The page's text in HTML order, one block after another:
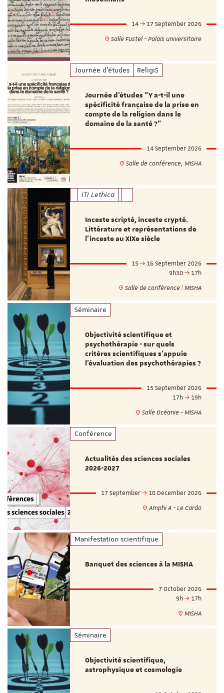
14
17 September 2026
Salle Fustel - Palais universitaire
Journée d'études ReligiS
Journée d’études "Y a-t-il une
spécificité française de la prise en
compte de la religion dans le
domaine de la santé ?"
14 September 2026
Salle de conférence, MISHA
ITI Lethica
Inceste scripté, inceste crypté.
Littérature et représentations de
l’inceste au XIXe siècle
15
16 September 2026
9h30
17h
Salle de conférence | MISHA
Séminaire
Objectivité scientifique et
psychothérapie - sur quels
critères scientifiques s'appuie
l'évaluation des psychothérapies ?
15 September 2026
17h
19h
Salle Océanie - MISHA
Conférence
Actualités des sciences sociales
2026-2027
17 September
10 December 2026
Amphi A - Le Cardo
Manifestation scientifique
Banquet des sciences à la MISHA
7 October 2026
9h
17h
MISHA
Séminaire
Objectivité scientifique,
astrophysique et cosmologie